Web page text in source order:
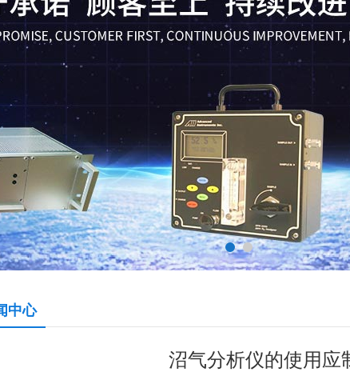
中心
沼气分析仪的使用应